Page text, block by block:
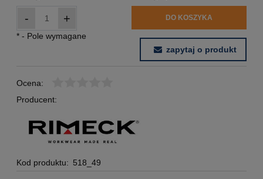
- + DO KOSZYKA
* - Pole wymagane
zapytaj o produkt
Ocena:
Producent:
Kod produktu: 518_49